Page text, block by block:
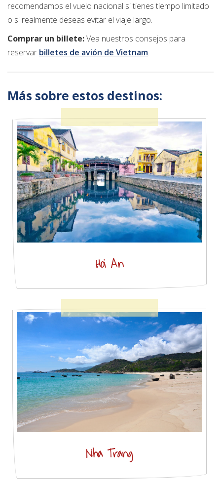
recomendamos el vuelo nacional si tienes tiempo limitado
o si realmente deseas evitar el viaje largo.
Comprar un billete:Vea nuestros consejos para
reservar billetes de avión de Vietnam.
Más sobre estos destinos:
Hoi An
Nha Trang